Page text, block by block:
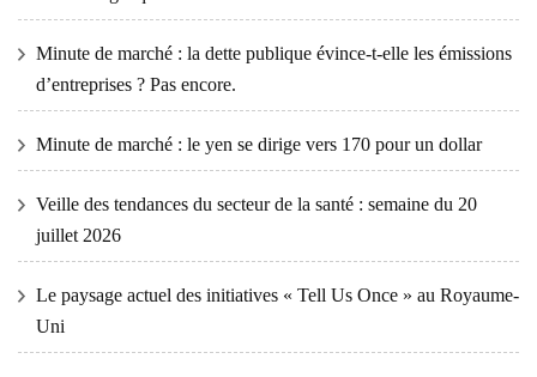
Minute de marché : la dette publique évince-t-elle les émissions
d’entreprises ? Pas encore.
Minute de marché : le yen se dirige vers 170 pour un dollar
Veille des tendances du secteur de la santé : semaine du 20
juillet 2026
Le paysage actuel des initiatives « Tell Us Once » au Royaume-
Uni